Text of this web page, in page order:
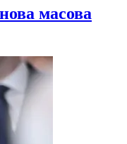
масова